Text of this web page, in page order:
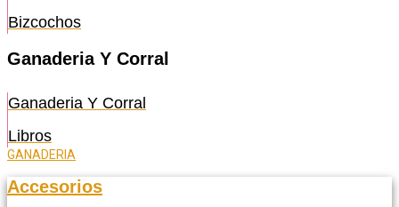
Bizcochos
Ganaderia Y Corral
Ganaderia Y Corral
Libros
GANADERIA
Accesorios